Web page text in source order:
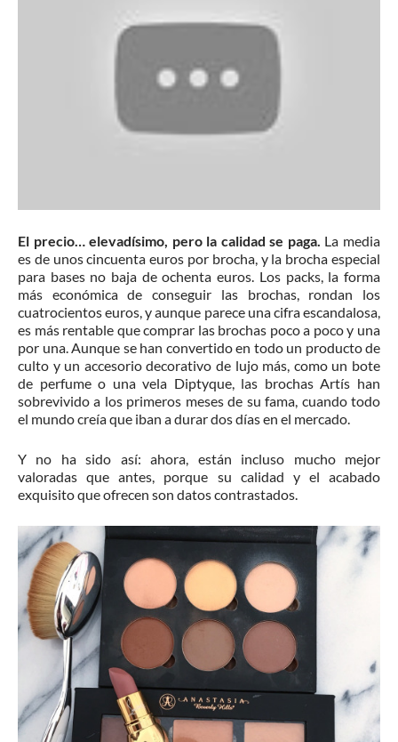
El precio… elevadísimo, pero la calidad se paga. La media
es de unos cincuenta euros por brocha, y la brocha especial
para bases no baja de ochenta euros. Los packs, la forma
más económica de conseguir las brochas, rondan los
cuatrocientos euros, y aunque parece una cifra escandalosa,
es más rentable que comprar las brochas poco a poco y una
por una. Aunque se han convertido en todo un producto de
culto y un accesorio decorativo de lujo más, como un bote
de perfume o una vela Diptyque, las brochas Artís han
sobrevivido a los primeros meses de su fama, cuando todo
el mundo creía que iban a durar dos días en el mercado.
Y no ha sido así: ahora, están incluso mucho mejor
valoradas que antes, porque su calidad y el acabado
exquisito que ofrecen son datos contrastados.